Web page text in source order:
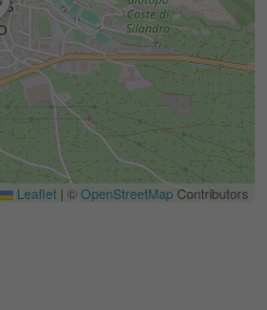
Leaflet | ©OpenStreetMapContributors